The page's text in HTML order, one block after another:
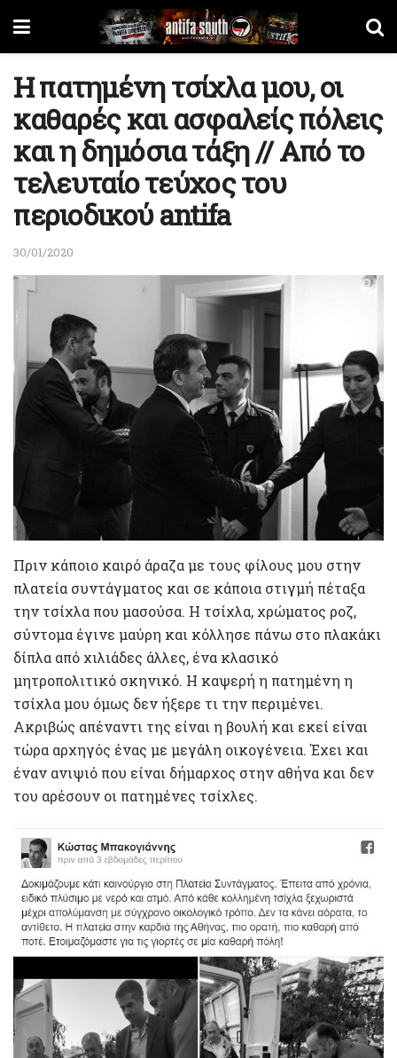
Η πατημένη τσίχλα μου, οι
καθαρές και ασφαλείς πόλεις
και η δημόσια τάξη // Από το
τελευταίο τεύχος του
περιοδικού antifa
30/01/2020
Πριν κάποιο καιρό άραζα με τους φίλους μου στην
πλατεία συντάγματος και σε κάποια στιγμή πέταξα
την τσίχλα που μασούσα. Η τσίχλα, χρώματος ροζ,
σύντομα έγινε μαύρη και κόλλησε πάνω στο πλακάκι
δίπλα από χιλιάδες άλλες, ένα κλασικό
μητροπολιτικό σκηνικό. Η καψερή η πατημένη η
τσίχλα μου όμως δεν ήξερε τι την περιμένει.
Ακριβώς απέναντι της είναι η βουλή και εκεί είναι
τώρα αρχηγός ένας με μεγάλη οικογένεια. Έχει και
έναν ανιψιό που είναι δήμαρχος στην αθήνα και δεν
του αρέσουν οι πατημένες τσίχλες.